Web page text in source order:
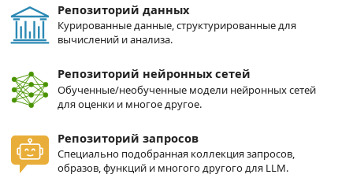
Репозиторий данных
Курированные данные, структурированные для
вычислений и анализа.
Репозиторий нейронных сетей
Обученные/необученные модели нейронных сетей
для оценки и многое другое.
Репозиторий запросов
Специально подобранная коллекция запросов,
образов, функций и многого другого для LLM.